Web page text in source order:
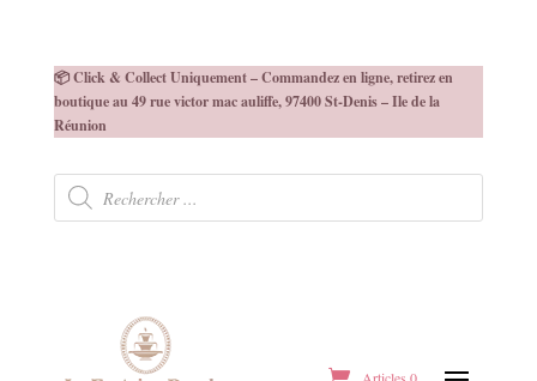
📦 Click & Collect Uniquement – Commandez en ligne, retirez en
boutique au 49 rue victor mac auliffe, 97400 St-Denis – Ile de la
Réunion
Recherche
produits